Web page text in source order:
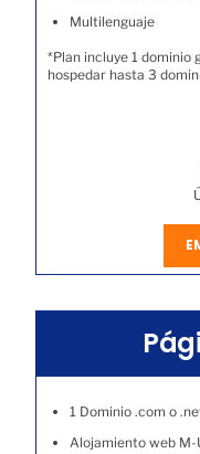
Multilenguaje
*Plan incluye 1 dominio
hospedar hasta 3
1 Dominio .com o
Alojamiento web M-